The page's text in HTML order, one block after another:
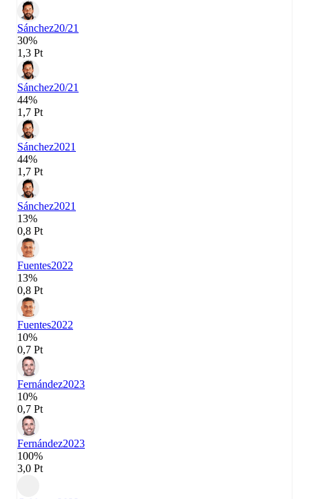
Sánchez20/21
30%
1,3 Pt
Sánchez20/21
44%
1,7 Pt
Sánchez2021
44%
1,7 Pt
Sánchez2021
13%
0,8 Pt
Fuentes2022
13%
0,8 Pt
Fuentes2022
10%
0,7 Pt
Fernández2023
10%
0,7 Pt
Fernández2023
100%
3,0 Pt